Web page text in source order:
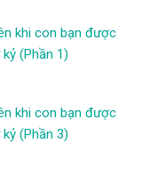
khi con bạn được
(Phần 1)
khi con bạn được
(Phần 3)